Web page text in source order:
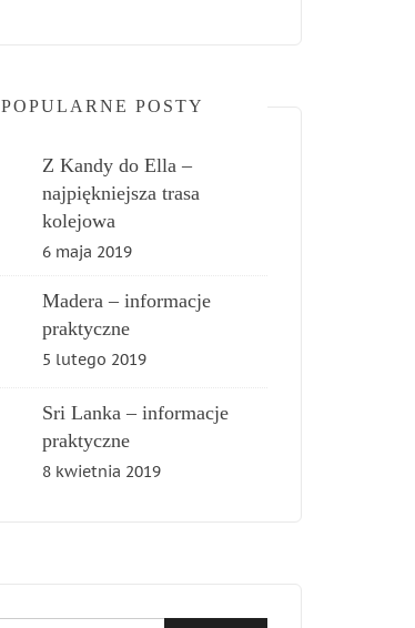
POPULARNE POSTY
Z Kandy do Ella –
najpiękniejsza trasa
kolejowa
6 maja 2019
Madera – informacje
praktyczne
5 lutego 2019
Sri Lanka – informacje
praktyczne
8 kwietnia 2019